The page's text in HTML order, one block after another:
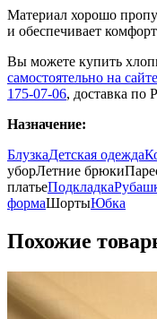
Материал хорошо
и обеспечивает
Вы можете купить
самостоятельно на сайте
175-07-06, доставка по
Назначение:
БлузкаДетская одежда
уборЛетние брюки
платьеПодкладка
формаШортыЮбка
Похожие